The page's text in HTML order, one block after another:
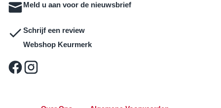
Meld u aan voor de nieuwsbrief
Schrijf een review
Webshop Keurmerk